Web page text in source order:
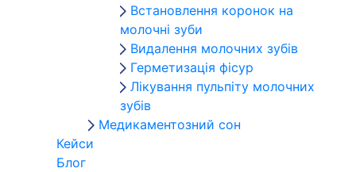
Встановлення коронок на
молочні зуби
Видалення молочних зубів
Герметизація фісур
Лікування пульпіту молочних
зубів
Медикаментозний сон
Кейси
Блог